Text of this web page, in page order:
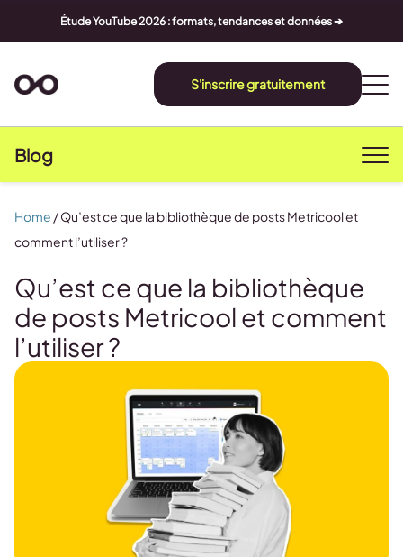
Étude YouTube 2026 : formats, tendances et données ➔
S'inscrire gratuitement
Blog
Qu’est ce que la bibliothèque
de posts Metricool et comment
l’utiliser ?
Home /Qu’est ce que la bibliothèque de posts Metricool et
comment l’utiliser ?